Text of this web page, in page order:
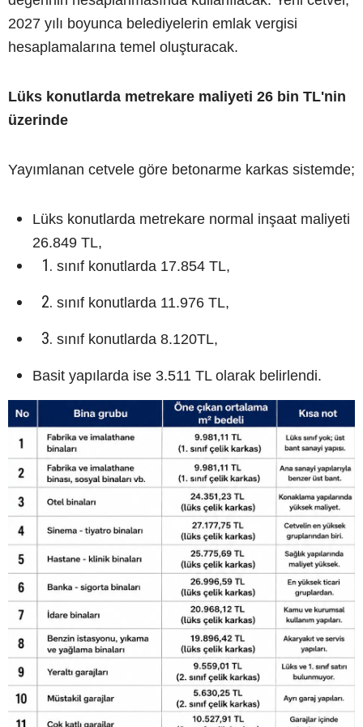
2027 yılı boyunca belediyelerin emlak vergisi
hesaplamalarına temel oluşturacak.
Lüks konutlarda metrekare maliyeti 26 bin TL'nin
üzerinde
Yayımlanan cetvele göre betonarme karkas sistemde;
Lüks konutlarda metrekare normal inşaat maliyeti
26.849 TL,
sınıf konutlarda 17.854 TL,
sınıf konutlarda 11.976 TL,
sınıf konutlarda 8.120TL,
Basit yapılarda ise 3.511 TL olarak belirlendi.